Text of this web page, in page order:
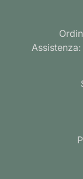
Assistenza: